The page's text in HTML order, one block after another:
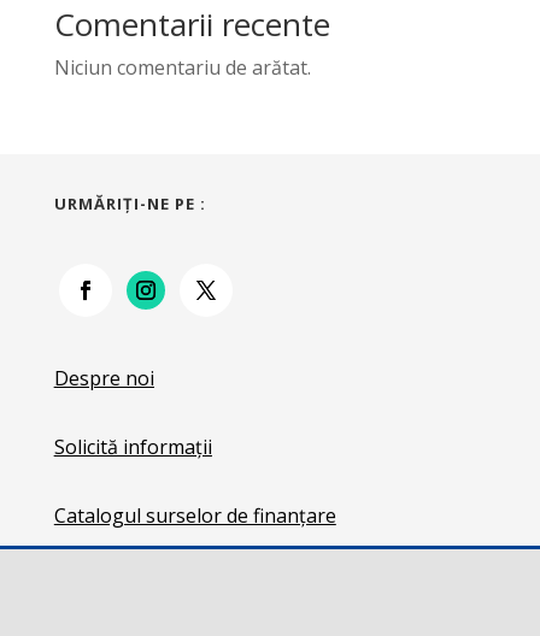
Comentarii recente
Niciun comentariu de arătat.
URMĂRIŢI-NE PE :
Despre noi
Solicită informații
Catalogul surselor de finanțare